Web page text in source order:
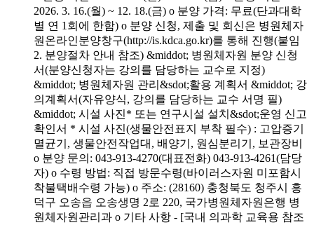
2026. 3. 16.(월) ~ 12. 18.(금) o 분양 가격: 무료(단과대학
별 연 1회에 한함) o 분양 신청, 제출 및 회신은 병원체자
원온라인분양창구(http://is.kdca.go.kr)를 통해 진행(붙임
2. 분양절차 안내 참조) &middot; 병원체자원 분양 신청
서(분양신청자는 강의를 담당하는 교수로 지정)
&middot; 병원체자원 관리&sdot;활용 계획서 &middot; 강
의계획서(자유양식, 강의를 담당하는 교수 서명 필)
&middot; 시설 사진* 또는 연구시설 설치&sdot;운영 신고
확인서 * 시설 사진(생물안전표지 부착 필수) : 고압증기
멸균기, 생물안전작업대, 배양기, 원심분리기, 보관장비
o 분양 문의: 043-913-4270(대표전화) 043-913-4261(담당
자) o 수령 방법: 직접 방문수령(바이러스자원 미포함시
착불택배수령 가능) o 주소: (28160) 충청북도 청주시 흥
덕구 오송읍 오송생명 2로 220, 국가병원체자원은행 병
원체자원관리과 o 기타 사항 - [국내 의과학 교육용 참조